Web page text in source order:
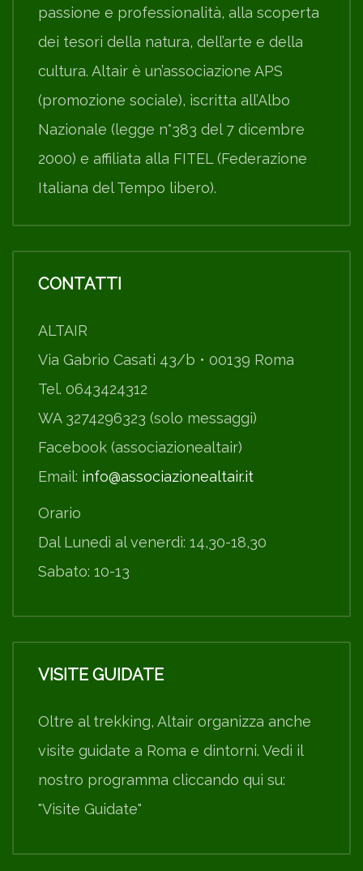
passione e professionalità, alla scoperta
dei tesori della natura, dell’arte e della
cultura. Altair è un’associazione APS
(promozione sociale), iscritta all’Albo
Nazionale (legge n°383 del 7 dicembre
2000) e affiliata alla FITEL (Federazione
Italiana del Tempo libero).
CONTATTI
ALTAIR
Via Gabrio Casati 43/b • 00139 Roma
Tel. 0643424312
WA 3274296323 (solo messaggi)
Facebook (associazionealtair)
Email: info@associazionealtair.it
Orario
Dal Lunedì al venerdì: 14,30-18,30
Sabato: 10-13
VISITE GUIDATE
Oltre al trekking, Altair organizza anche
visite guidate a Roma e dintorni. Vedi il
nostro programma cliccando qui su:
"Visite Guidate"